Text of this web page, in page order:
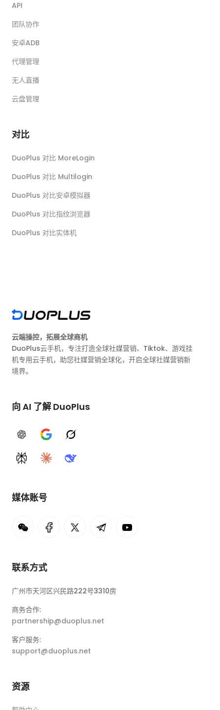
API
团队协作
安卓ADB
代理管理
无人直播
云盘管理
对比
DuoPlus 对比 MoreLogin
DuoPlus 对比 Multilogin
DuoPlus 对比安卓模拟器
DuoPlus 对比指纹浏览器
DuoPlus 对比实体机
云端操控，拓展全球商机
DuoPlus云手机，专注打造全球社媒营销、Tiktok、游戏挂
机专用云手机，助您社媒营销全球化，开启全球社媒营销新
境界。
向 AI 了解 DuoPlus
ChatGPTGoogle AIGrok
PerplexityClaudeDeepSeek
媒体账号
联系方式
广州市天河区兴民路222号3310房
商务合作:
partnership@duoplus.net
客户服务:
support@duoplus.net
资源